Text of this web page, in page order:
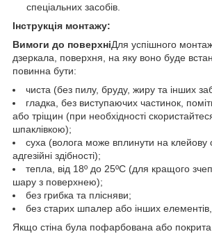
спеціальних засобів.
Інструкція монтажу:
Вимоги до поверхніДля успішного
дзеркала, поверхня, на яку воно буде
повинна бути:
чиста (без пилу, бруду, жиру та інших
гладка, без виступаючих частинок,
або тріщин (при необхідності
шпаклівкою);
суха (волога може вплинути на клейову
адгезійні здібності);
тепла, від 18º до 25ºС (для кращого
шару з поверхнею);
без грибка та плісняви;
без старих шпалер або інших
Якщо стіна була пофарбована або